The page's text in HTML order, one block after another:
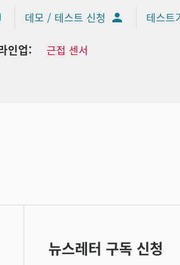
데모 / 테스트 신청 테스트
인업: 근접 센서
뉴스레터 구독 신청